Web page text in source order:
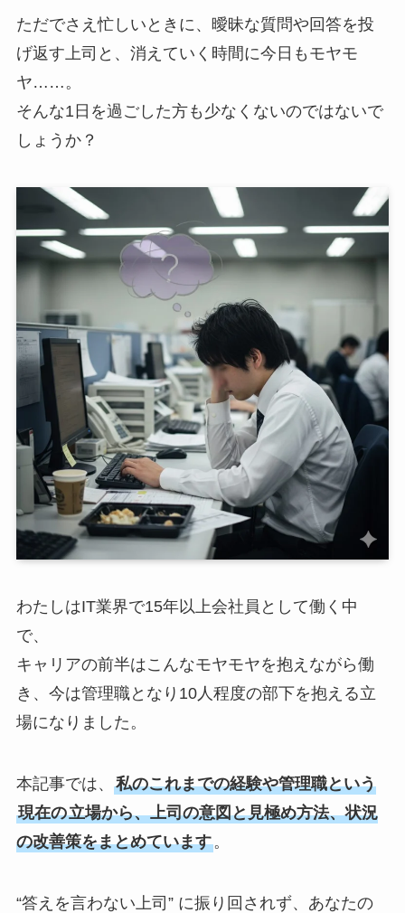
ただでさえ忙しいときに、曖昧な質問や回答を投
げ返す上司と、消えていく時間に今日もモヤモ
ヤ……。
そんな1日を過ごした方も少なくないのではないで
しょうか？
わたしはIT業界で15年以上会社員として働く中
で、
キャリアの前半はこんなモヤモヤを抱えながら働
き、今は管理職となり10人程度の部下を抱える立
場になりました。
本記事では、 私のこれまでの経験や管理職という
現在の立場から、上司の意図と見極め方法、状況
の改善策をまとめています。
“答えを言わない上司” に振り回されず、あなたの